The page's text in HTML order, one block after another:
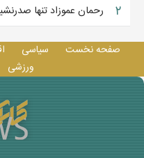
۲ رحمان عموزاد تنها
صفحه نخست سیاسی
ورزشی